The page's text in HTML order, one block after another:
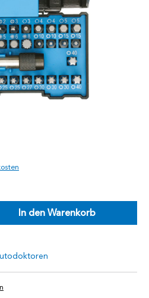
In den Warenkorb